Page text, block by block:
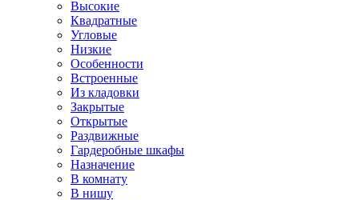
Высокие
Квадратные
Угловые
Низкие
Особенности
Встроенные
Из кладовки
Закрытые
Открытые
Раздвижные
Гардеробные шкафы
Назначение
В комнату
В нишу